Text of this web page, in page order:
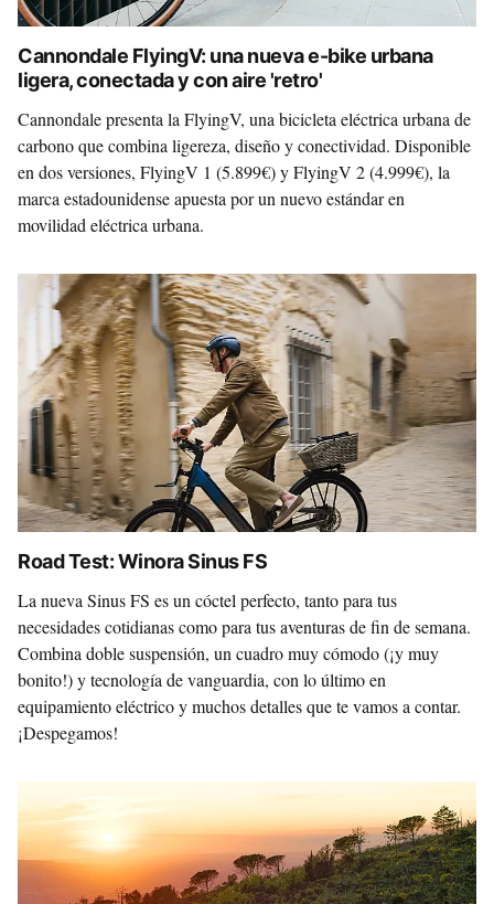
Cannondale FlyingV: una nueva e-bike urbana
ligera, conectada y con aire 'retro'
Cannondale presenta la FlyingV, una bicicleta eléctrica urbana de
carbono que combina ligereza, diseño y conectividad. Disponible
en dos versiones, FlyingV 1 (5.899€) y FlyingV 2 (4.999€), la
marca estadounidense apuesta por un nuevo estándar en
movilidad eléctrica urbana.
Road Test: Winora Sinus FS
La nueva Sinus FS es un cóctel perfecto, tanto para tus
necesidades cotidianas como para tus aventuras de fin de semana.
Combina doble suspensión, un cuadro muy cómodo (¡y muy
bonito!) y tecnología de vanguardia, con lo último en
equipamiento eléctrico y muchos detalles que te vamos a contar.
¡Despegamos!